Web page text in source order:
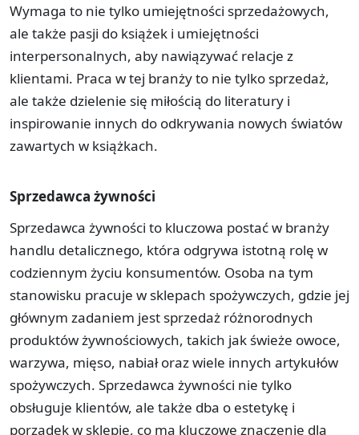
Wymaga to nie tylko umiejętności sprzedażowych,
ale także pasji do książek i umiejętności
interpersonalnych, aby nawiązywać relacje z
klientami. Praca w tej branży to nie tylko sprzedaż,
ale także dzielenie się miłością do literatury i
inspirowanie innych do odkrywania nowych światów
zawartych w książkach.
Sprzedawca żywności
Sprzedawca żywności to kluczowa postać w branży
handlu detalicznego, która odgrywa istotną rolę w
codziennym życiu konsumentów. Osoba na tym
stanowisku pracuje w sklepach spożywczych, gdzie jej
głównym zadaniem jest sprzedaż różnorodnych
produktów żywnościowych, takich jak świeże owoce,
warzywa, mięso, nabiał oraz wiele innych artykułów
spożywczych. Sprzedawca żywności nie tylko
obsługuje klientów, ale także dba o estetykę i
porządek w sklepie, co ma kluczowe znaczenie dla